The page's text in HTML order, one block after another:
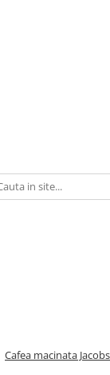
Cafea macinata